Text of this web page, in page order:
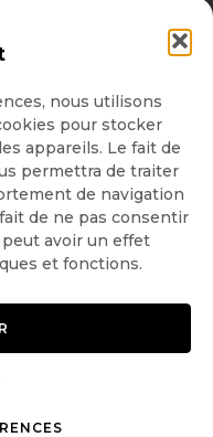
nous utilisons
pour stocker
appareils. Le fait de
permettra de traiter
de navigation
de ne pas consentir
avoir un effet
et fonctions.
Politique de confidentialité